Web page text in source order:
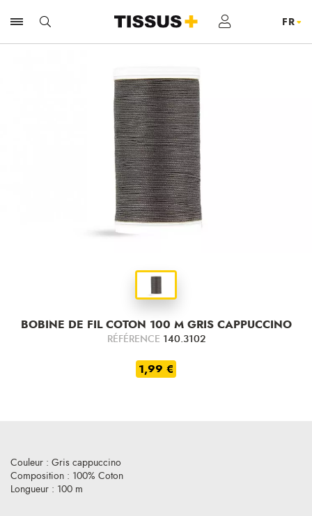
BOBINE DE FIL COTON 100 M GRIS CAPPUCCINO
RÉFÉRENCE 140.3102
1,99 €
Couleur : Gris cappuccino
Composition : 100% Coton
Longueur : 100 m